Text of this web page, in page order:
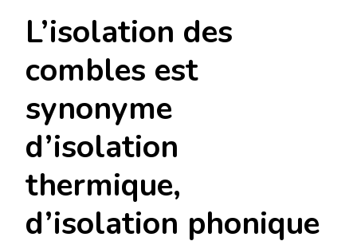
L’isolation des
combles est
synonyme
d’isolation
thermique,
d’isolation phonique